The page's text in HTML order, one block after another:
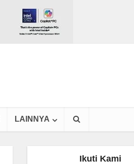
LAINNYA
Ikuti Kami